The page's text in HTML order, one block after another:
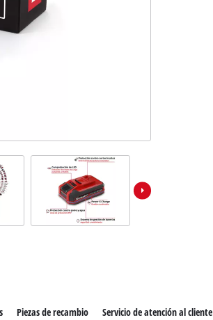
X-Change
Change
Power X-Change
Piezas de recambio Servicio de atención al cliente